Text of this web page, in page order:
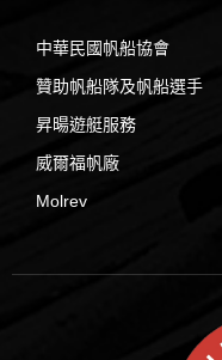
中華民國帆船協會
贊助帆船隊及帆船選手
昇暘遊艇服務
威爾福帆廠
Molrev